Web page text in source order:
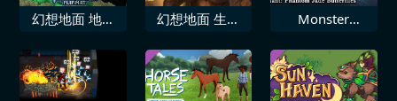
幻想地面 地理
戏 翡翠尖塔超
级地牢翻转垫多
幻想地面 生命
者
Monster
Iceborne 追加
饰物「幻想蝴蝶